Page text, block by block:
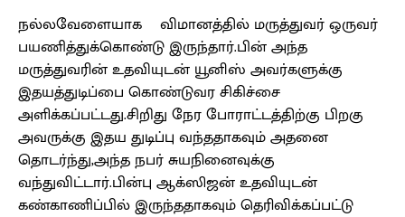
நல்லவேளையாக விமானத்தில் மருத்துவர் ஒருவர்
பயணித்துக்கொண்டு இருந்தார்.பின் அந்த
மருத்துவரின் உதவியுடன் யூனிஸ் அவர்களுக்கு
இதயத்துடிப்பை கொண்டுவர சிகிச்சை
அளிக்கப்பட்டது.சிறிது நேர போராட்டத்திற்கு பிறகு
அவருக்கு இதய துடிப்பு வந்ததாகவும் அதனை
தொடர்ந்து,அந்த நபர் சுயநினைவுக்கு
வந்துவிட்டார்.பின்பு ஆக்ஸிஜன் உதவியுடன்
கண்காணிப்பில் இருந்ததாகவும் தெரிவிக்கப்பட்டு